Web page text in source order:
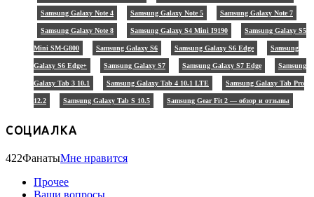
Samsung Galaxy Note 4 Samsung Galaxy Note 5 Samsung Galaxy Note 7
Samsung Galaxy Note 8 Samsung Galaxy S4 Mini I9190 Samsung Galaxy S5
Mini SM-G800 Samsung Galaxy S6 Samsung Galaxy S6 Edge Samsung
Galaxy S6 Edge+ Samsung Galaxy S7 Samsung Galaxy S7 Edge Samsung
Galaxy Tab 3 10.1 Samsung Galaxy Tab 4 10.1 LTE Samsung Galaxy Tab Pro
12.2 Samsung Galaxy Tab S 10.5 Samsung Gear Fit 2 — обзор и отзывы
СОЦИАЛКА
422ФанатыМне нравится
Прочее